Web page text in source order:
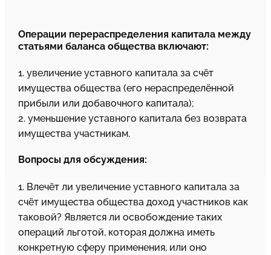
Операции перераспределения капитала между
статьями баланса общества включают:
1. увеличение уставного капитала за счёт
имущества общества (его нераспределённой
прибыли или добавочного капитала);
2. уменьшение уставного капитала без возврата
имущества участникам.
Вопросы для обсуждения:
1. Влечёт ли увеличение уставного капитала за
счёт имущества общества доход участников как
таковой? Является ли освобождение таких
операций льготой, которая должна иметь
конкретную сферу применения, или оно